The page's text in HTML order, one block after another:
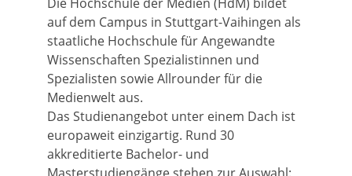
auf dem Campus in Stuttgart-Vaihingen als
staatliche Hochschule für Angewandte
Wissenschaften Spezialistinnen und
Spezialisten sowie Allrounder für die
Medienwelt aus.
Das Studienangebot unter einem Dach ist
europaweit einzigartig. Rund 30
akkreditierte Bachelor- und